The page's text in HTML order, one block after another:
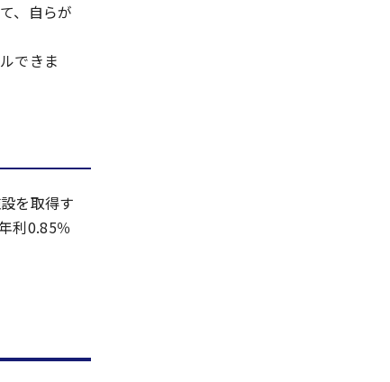
、自らが
できま
を取得す
利0.85％